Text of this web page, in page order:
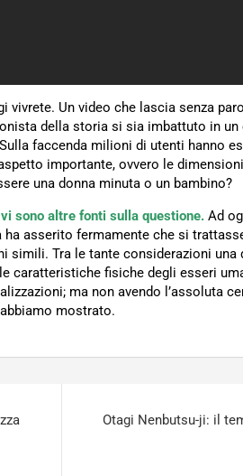
vivrete. Un video che lascia senza
della storia si sia imbattuto in
Sulla faccenda milioni di utenti hanno
importante, ovvero le
una donna minuta o un bambino?
sono altre fonti sulla questione. Ad
asserito fermamente che si
simili. Tra le tante considerazioni una
caratteristiche fisiche degli esseri
ma non avendo l’assoluta
mostrato.
Otagi Nenbutsu-ji: il